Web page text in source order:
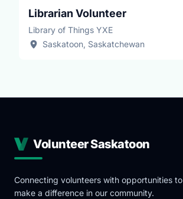
Librarian Volunteer
Library of Things YXE
Saskatoon, Saskatchewan
Volunteer Saskatoon
Connecting volunteers with opportunities to
make a difference in our community.